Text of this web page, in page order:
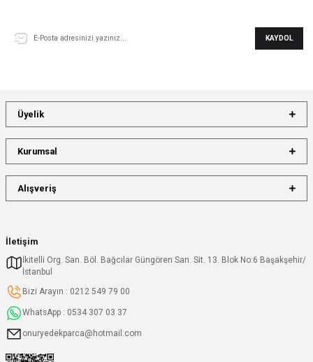
KAYDOL
İletişim
İkitelli Org. San. Böl. Bağcılar Güngören San. Sit. 13. Blok No:6 Başakşehir/
İstanbul
Bizi Arayın : 0212 549 79 00
WhatsApp : 0534 307 03 37
onuryedekparca@hotmail.com
Üyelik
Kurumsal
Alışveriş